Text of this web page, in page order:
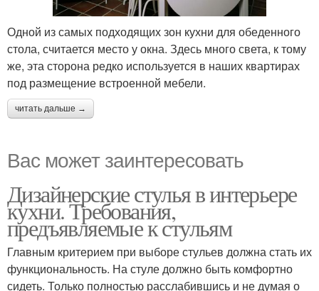
Одной из самых подходящих зон кухни для обеденного
стола, считается место у окна. Здесь много света, к тому
же, эта сторона редко используется в наших квартирах
под размещение встроенной мебели.
читать дальше →
Вас может заинтересовать
Дизайнерские стулья в интерьере
кухни. Требования,
предъявляемые к стульям
Главным критерием при выборе стульев должна стать их
функциональность. На стуле должно быть комфортно
сидеть. Только полностью расслабившись и не думая о